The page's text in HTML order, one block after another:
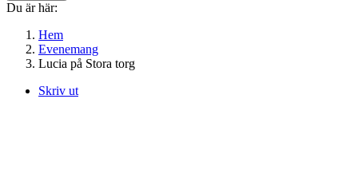
Du är här:
Hem
Evenemang
Lucia på Stora torg
Skriv ut